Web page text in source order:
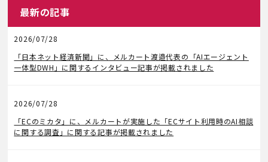
最新の記事
2026/07/28
「日本ネット経済新聞」に、メルカート渡邉代表の「AIエージェント
一体型DWH」に関するインタビュー記事が掲載されました
2026/07/28
「ECのミカタ」に、メルカートが実施した「ECサイト利用時のAI相談
に関する調査」に関する記事が掲載されました